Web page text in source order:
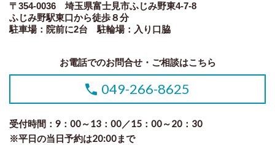
〒354-0036 埼玉県富士見市ふじみ野東4-7-8
ふじみ野駅東口から徒歩８分
駐車場：院前に2台 駐輪場：入り口脇
お電話でのお問合せ・ご相談はこちら
049-266-8625
受付時間：9：00～13：00／15：00～20：30
※平日の当日予約は20:00まで